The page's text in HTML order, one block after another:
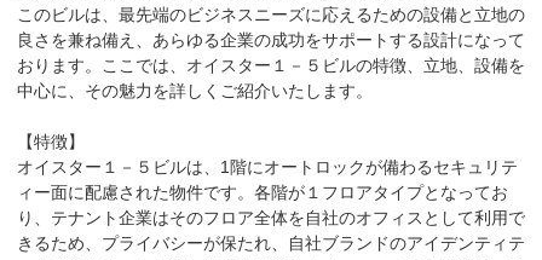
このビルは、最先端のビジネスニーズに応えるための設備と立地の
良さを兼ね備え、あらゆる企業の成功をサポートする設計になって
おります。ここでは、オイスター１－５ビルの特徴、立地、設備を
中心に、その魅力を詳しくご紹介いたします。
【特徴】
オイスター１－５ビルは、1階にオートロックが備わるセキュリテ
ィー面に配慮された物件です。各階が１フロアタイプとなってお
り、テナント企業はそのフロア全体を自社のオフィスとして利用で
きるため、プライバシーが保たれ、自社ブランドのアイデンティテ